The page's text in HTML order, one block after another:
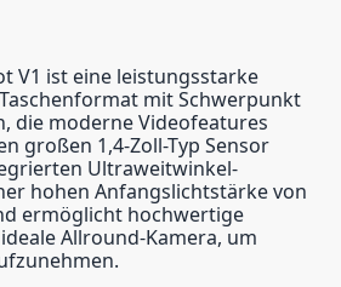
V1 ist eine leistungsstarke
mit Schwerpunkt
die moderne Videofeatures
großen 1,4-Zoll-Typ Sensor
Ultraweitwinkel-
hohen Anfangslichtstärke von
ermöglicht hochwertige
Allround-Kamera, um